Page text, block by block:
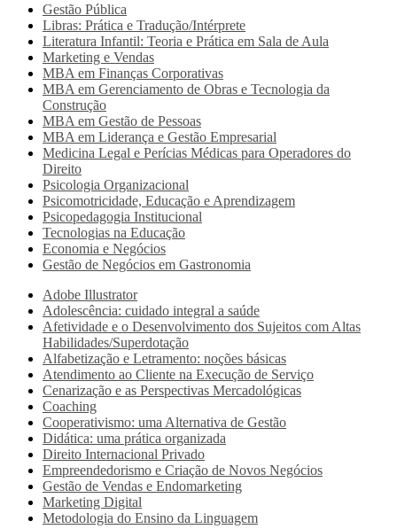
Gestão Pública
Libras: Prática e Tradução/Intérprete
Literatura Infantil: Teoria e Prática em Sala de Aula
Marketing e Vendas
MBA em Finanças Corporativas
MBA em Gerenciamento de Obras e Tecnologia da
Construção
MBA em Gestão de Pessoas
MBA em Liderança e Gestão Empresarial
Medicina Legal e Perícias Médicas para Operadores do
Direito
Psicologia Organizacional
Psicomotricidade, Educação e Aprendizagem
Psicopedagogia Institucional
Tecnologias na Educação
Economia e Negócios
Gestão de Negócios em Gastronomia
Adobe Illustrator
Adolescência: cuidado integral a saúde
Afetividade e o Desenvolvimento dos Sujeitos com Altas
Habilidades/Superdotação
Alfabetização e Letramento: noções básicas
Atendimento ao Cliente na Execução de Serviço
Cenarização e as Perspectivas Mercadológicas
Coaching
Cooperativismo: uma Alternativa de Gestão
Didática: uma prática organizada
Direito Internacional Privado
Empreendedorismo e Criação de Novos Negócios
Gestão de Vendas e Endomarketing
Marketing Digital
Metodologia do Ensino da Linguagem